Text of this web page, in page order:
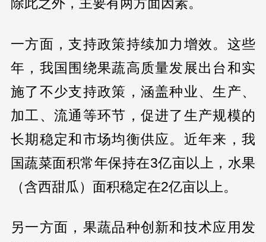
一方面，支持政策持续加力增效。这些
年，我国围绕果蔬高质量发展出台和实
施了不少支持政策，涵盖种业、生产、
加工、流通等环节，促进了生产规模的
长期稳定和市场均衡供应。近年来，我
国蔬菜面积常年保持在3亿亩以上，水果
（含西甜瓜）面积稳定在2亿亩以上。
另一方面，果蔬品种创新和技术应用发